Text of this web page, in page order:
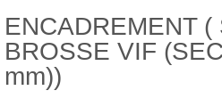
ENCADREMENT
BROSSE VIF
mm))